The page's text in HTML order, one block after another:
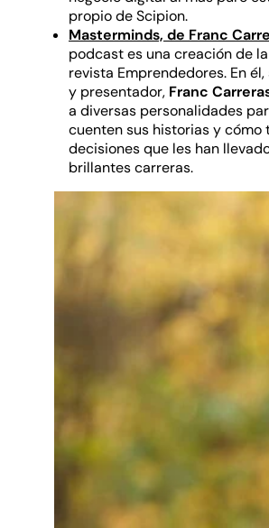
propio de Scipion.
Masterminds, de Franc
podcast es una creación de
revista Emprendedores. En
y presentador, Franc
a diversas personalidades
cuenten sus historias y cómo
decisiones que les han
brillantes carreras.